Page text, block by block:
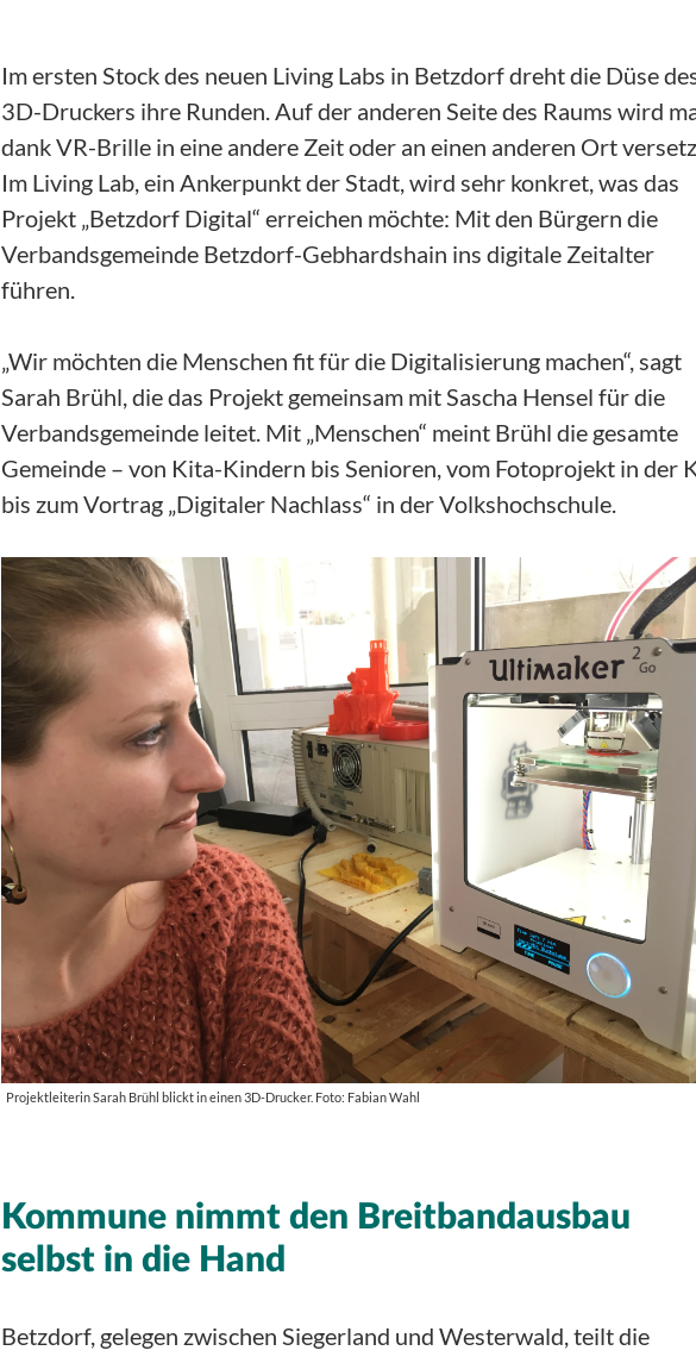
Im ersten Stock des neuen Living Labs in Betzdorf dreht die Düse
3D-Druckers ihre Runden. Auf der anderen Seite des Raums wird
dank VR-Brille in eine andere Zeit oder an einen anderen Ort
Im Living Lab, ein Ankerpunkt der Stadt, wird sehr konkret, was das
Projekt „Betzdorf Digital“ erreichen möchte: Mit den Bürgern die
Verbandsgemeinde Betzdorf-Gebhardshain ins digitale Zeitalter
führen.
„Wir möchten die Menschen fit für die Digitalisierung machen“, sagt
Sarah Brühl, die das Projekt gemeinsam mit Sascha Hensel für die
Verbandsgemeinde leitet. Mit „Menschen“ meint Brühl die gesamte
Gemeinde – von Kita-Kindern bis Senioren, vom Fotoprojekt in der
bis zum Vortrag „Digitaler Nachlass“ in der Volkshochschule.
Projektleiterin Sarah Brühl blickt in einen 3D-Drucker. Foto: Fabian Wahl
Kommune nimmt den Breitbandausbau
selbst in die Hand
Betzdorf, gelegen zwischen Siegerland und Westerwald, teilt die